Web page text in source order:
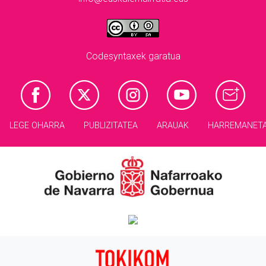
Codesyntaxek garatua
LEGE OHARRA PUBLIZITATEA ARAUAK